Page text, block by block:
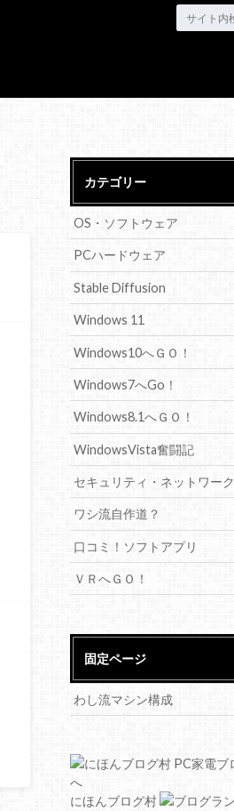
カテゴリー
OS・ソフトウェア
PCハードウェア
Stable Diffusion
Windows 11
Windows10へＧＯ！
Windows7へGo！
Windows8.1へＧＯ！
WindowsVista奮闘記
セキュリティ・ネットワーク
ワシ流自作道？
口コミ！ソフトアプリ
ＶＲへＧＯ！
固定ページ
わし流マシン構成
にほんブログ村